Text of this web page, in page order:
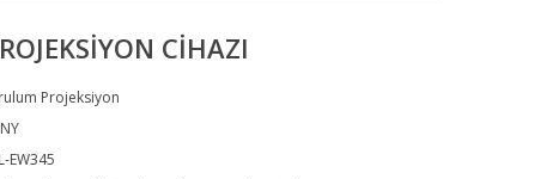
CİHAZI
Projeksiyon
EW345